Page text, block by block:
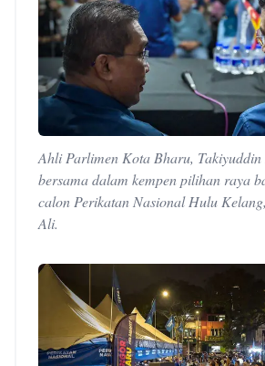
Ahli Parlimen Kota Bharu, Takiyuddin
bersama dalam kempen pilihan raya
calon Perikatan Nasional Hulu
Ali.